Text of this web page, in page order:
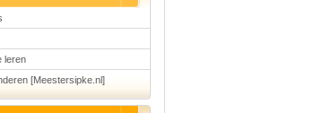
leren
[Meestersipke.nl]